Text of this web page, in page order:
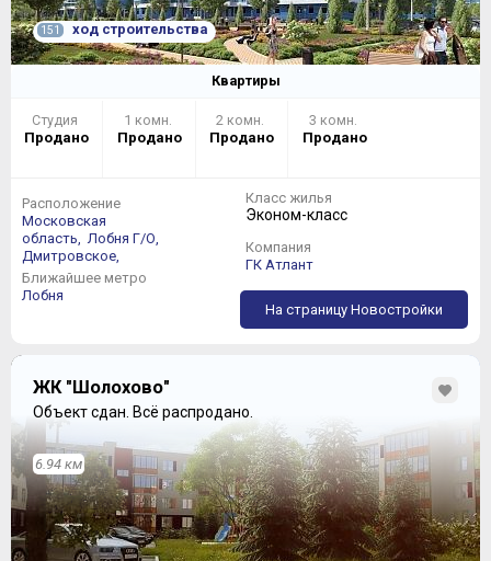
151 ход строительства
Квартиры
Студия
Продано
1 комн.
Продано
2 комн.
Продано
3 комн.
Продано
Расположение
Московская
область, Лобня Г/О,
Дмитровское,
Ближайшее метро
Лобня
Класс жилья
Эконом-класс
Компания
ГК Атлант
На страницу Новостройки
ЖК "Шолохово"
Объект сдан. Всё распродано.
6.94 км